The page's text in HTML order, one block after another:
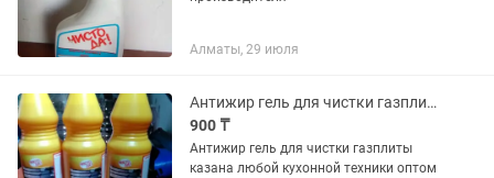
Алматы, 29 июля
Антижир гель для чистки газплиты казана любой кухонной техники
900 ₸
Антижир гель для чистки газплиты
казана любой кухонной техники оптом